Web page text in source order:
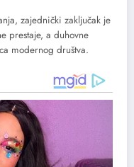
zajednički zaključak je
prestaje, a duhovne
modernog društva.